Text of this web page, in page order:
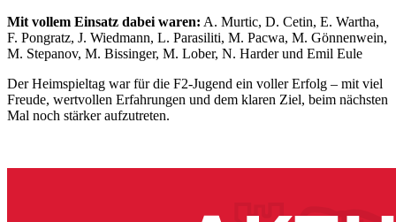
Mit vollem Einsatz dabei waren: A. Murtic, D. Cetin, E. Wartha,
F. Pongratz, J. Wiedmann, L. Parasiliti, M. Pacwa, M. Gönnenwein,
M. Stepanov, M. Bissinger, M. Lober, N. Harder und Emil Eule
Der Heimspieltag war für die F2-Jugend ein voller Erfolg – mit viel
Freude, wertvollen Erfahrungen und dem klaren Ziel, beim nächsten
Mal noch stärker aufzutreten.